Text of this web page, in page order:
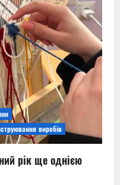
виробів
рік ще однією